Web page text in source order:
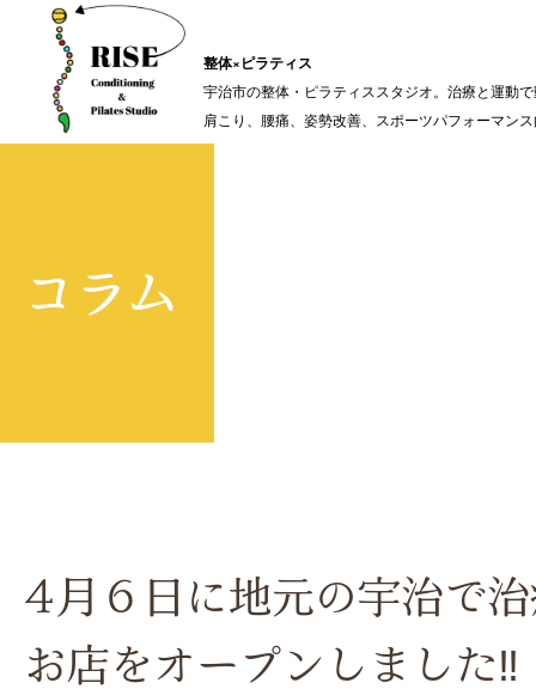
整体×ピラティス
宇治市の整体・ピラティススタジオ。治療と運動
肩こり、腰痛、姿勢改善、スポーツパフォーマン
コラム
4月６日に地元の宇治で
お店をオープンしました‼︎